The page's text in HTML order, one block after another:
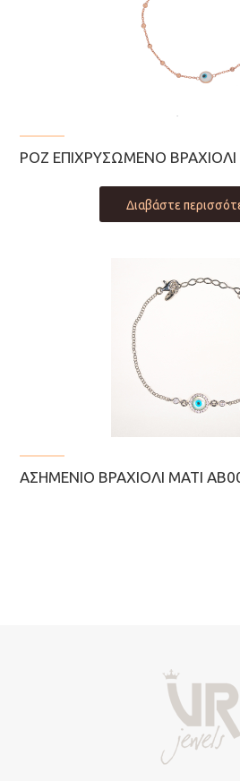
ΡΟΖ ΕΠΙΧΡΥΣΩΜΈΝΟ ΒΡΑΧΙΌΛΙ
Διαβάστε
ΑΣΗΜΈΝΙΟ ΒΡΑΧΙΌΛΙ ΜΆΤΙ